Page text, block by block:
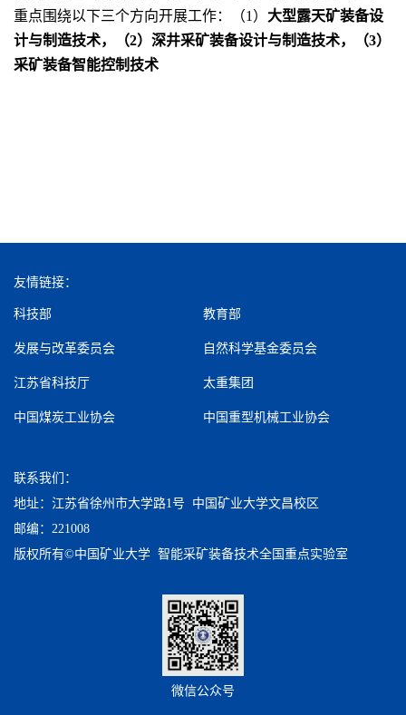
重点围绕以下三个方向开展工作：（1） 大型露天矿装备设
计与制造技术，（2）深井采矿装备设计与制造技术，（3）
采矿装备智能控制技术
友情链接：
科技部 教育部
发展与改革委员会 自然科学基金委员会
江苏省科技厅 太重集团
中国煤炭工业协会 中国重型机械工业协会
联系我们：
地址：江苏省徐州市大学路1号 中国矿业大学文昌校区
邮编：221008
版权所有©中国矿业大学 智能采矿装备技术全国重点实验室
微信公众号